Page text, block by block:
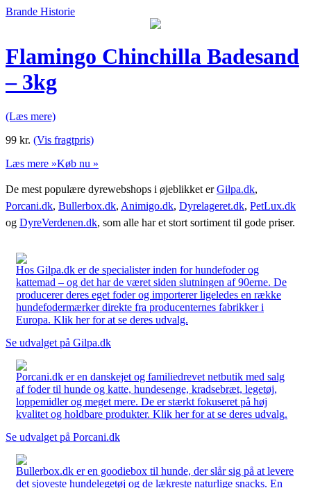
Brande Historie
Flamingo Chinchilla Badesand
– 3kg
(Læs mere)
99 kr. (Vis fragtpris)
Læs mere »Køb nu »
De mest populære dyrewebshops i øjeblikket erGilpa.dk,
Porcani.dk, Bullerbox.dk, Animigo.dk, Dyrelageret.dk, PetLux.dk
og DyreVerdenen.dk, som alle har et stort sortiment til gode priser.
Hos Gilpa.dk er de specialister inden for hundefoder og
kattemad – og det har de været siden slutningen af 90erne. De
producerer deres eget foder og importerer ligeledes en række
hundefodermærker direkte fra producenternes fabrikker i
Europa. Klik her for at se deres udvalg.
Se udvalget på Gilpa.dk
Porcani.dk er en danskejet og familiedrevet netbutik med salg
af foder til hunde og katte, hundesenge, kradsebræt, legetøj,
loppemidler og meget mere. De er stærkt fokuseret på høj
kvalitet og holdbare produkter. Klik her for at se deres udvalg.
Se udvalget på Porcani.dk
Bullerbox.dk er en goodiebox til hunde, der slår sig på at levere
det sjoveste hundelegetøj og de lækreste naturlige snacks. En